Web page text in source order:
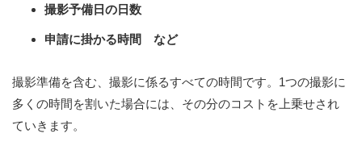
撮影予備日の日数
申請に掛かる時間 など
撮影準備を含む、撮影に係るすべての時間です。1つの撮影に
多くの時間を割いた場合には、その分のコストを上乗せされ
ていきます。